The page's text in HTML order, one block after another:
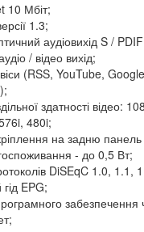
10 Мбіт;
1.3;
аудіовихід S /
/ відео вихід;
(RSS, YouTube,
здатності відео:
480i;
на задню панель
- до 0,5 Вт;
DiSEqC 1.0, 1.1,
EPG;
забезпечення